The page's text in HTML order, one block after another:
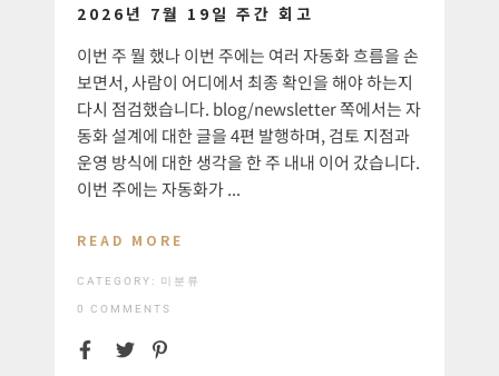
2026년 7월 19일 주간 회고
이번 주 뭘 했나 이번 주에는 여러 자동화 흐름을 손
보면서, 사람이 어디에서 최종 확인을 해야 하는지
다시 점검했습니다. blog/newsletter 쪽에서는 자
동화 설계에 대한 글을 4편 발행하며, 검토 지점과
운영 방식에 대한 생각을 한 주 내내 이어 갔습니다.
이번 주에는 자동화가 ...
READ MORE
CATEGORY: 미분류
0 COMMENTS